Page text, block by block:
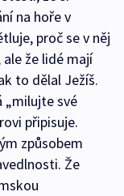
na hoře v
proč se v něj
že lidé mají
to dělal Ježíš.
„milujte své
připisuje.
způsobem
Že